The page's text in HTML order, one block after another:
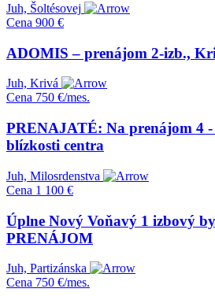
Juh, Šoltésovej
Cena 900 €
ADOMIS – prenájom 2-izb.,
Juh, Krivá
Cena 750 €/mes.
PRENAJATÉ: Na prenájom 4 -
blízkosti centra
Juh, Milosrdenstva
Cena 1 100 €
Úplne Nový Voňavý 1 izbový
PRENÁJOM
Juh, Partizánska
Cena 750 €/mes.